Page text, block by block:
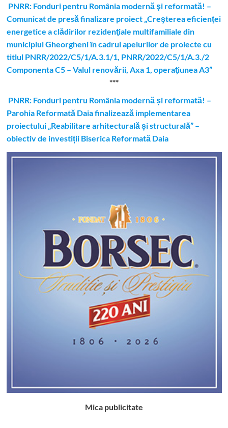
PNRR: Fonduri pentru România modernă şi reformată! –
Comunicat de presă finalizare proiect „Creşterea eficienţei
energetice a clădirilor rezidenţiale multifamiliale din
municipiul Gheorgheni în cadrul apelurilor de proiecte cu
titlul PNRR/2022/C5/1/A.3.1/1, PNRR/2022/C5/1/A.3./2
Componenta C5 – Valul renovării, Axa 1, operaţiunea A3”
***
PNRR: Fonduri pentru România modernă și reformată! –
Parohia Reformată Daia finalizează implementarea
proiectului „Reabilitare arhitecturală și structurală” –
obiectiv de investiții Biserica Reformată Daia
Mica publicitate